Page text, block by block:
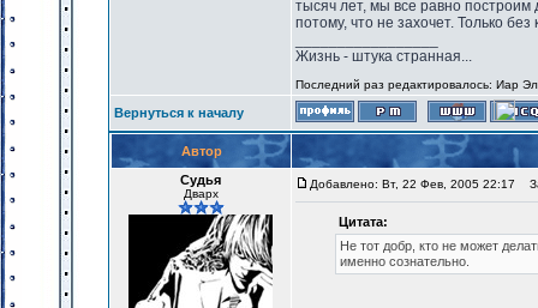
тысяч лет, мы все равно построим
потому, что не захочет. Только
Жизнь - штука странная...
Последний раз редактировалось: Иар
Вернуться к началу
Автор
Судья
Дварх
Добавлено: Вт, 22 Фев, 2005 22:17
Цитата:
Не тот добр, кто не может
именно сознательно.